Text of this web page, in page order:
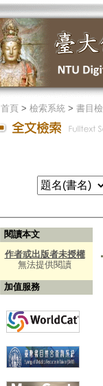
首頁> 檢索系統> 書目
閱讀本文
作者或出版者未授權
無法提供閱讀
加值服務